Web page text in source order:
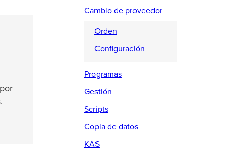
Cambio de proveedor
Orden
Configuración
Programas
Gestión
Scripts
Copia de datos
KAS